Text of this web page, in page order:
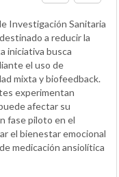
Investigación Sanitaria
a reducir la
iniciativa busca
el uso de
mixta y biofeedback.
experimentan
afectar su
fase piloto en el
el bienestar emocional
medicación ansiolítica